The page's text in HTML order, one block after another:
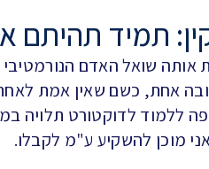
תמיד תהיתם
אותה שואל האדם
אחת, כשם שאין אמת
ללמוד לדוקטורט תלויה
מוכן להשקיע ע"מ לקבלו.